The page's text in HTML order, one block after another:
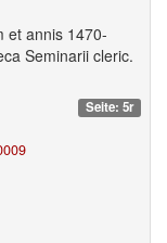
et annis 1470-
Seminarii cleric.
Seite: 5r